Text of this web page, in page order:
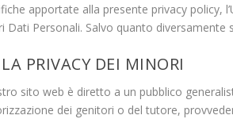
apportate alla presente privacy policy,
Dati Personali. Salvo quanto diversamente
LA PRIVACY DEI MINORI
sito web è diretto a un pubblico
dei genitori o del tutore,